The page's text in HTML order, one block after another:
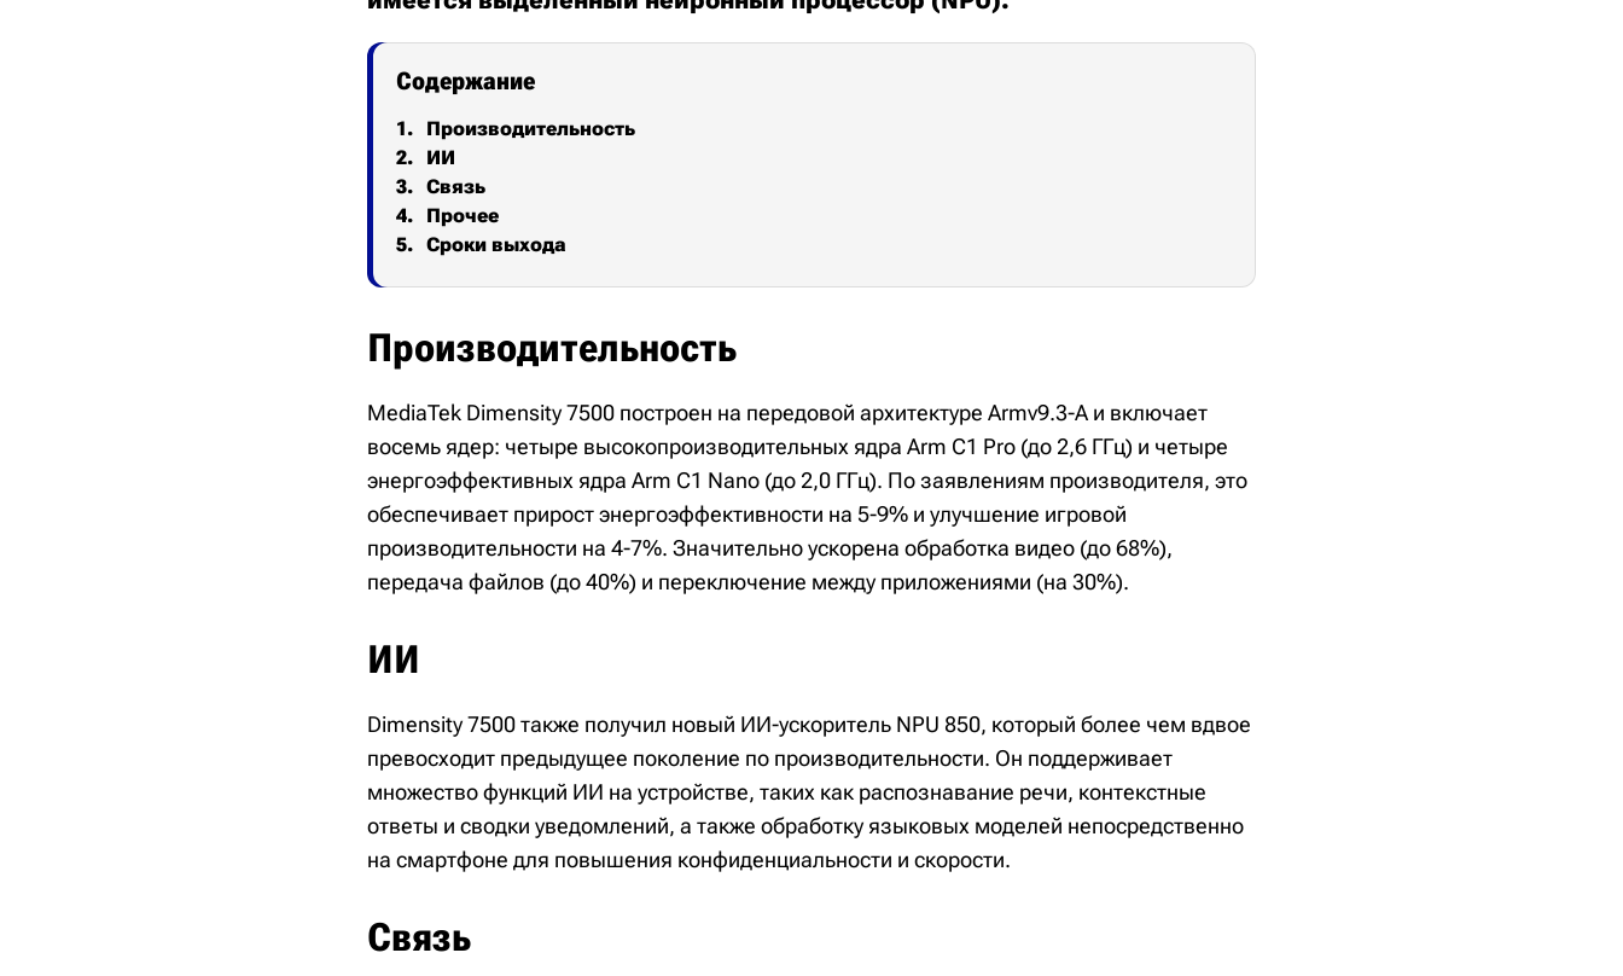
Содержание
Производительность
ИИ
Связь
Прочее
Сроки выхода
Производительность
MediaTek Dimensity 7500 построен на передовой архитектуре Armv9.3-A и включает
восемь ядер: четыре высокопроизводительных ядра Arm C1 Pro (до 2,6 ГГц) и четыре
энергоэффективных ядра Arm C1 Nano (до 2,0 ГГц). По заявлениям производителя, это
обеспечивает прирост энергоэффективности на 5-9% и улучшение игровой
производительности на 4-7%. Значительно ускорена обработка видео (до 68%),
передача файлов (до 40%) и переключение между приложениями (на 30%).
ИИ
Dimensity 7500 также получил новый ИИ-ускоритель NPU 850, который более чем вдвое
превосходит предыдущее поколение по производительности. Он поддерживает
множество функций ИИ на устройстве, таких как распознавание речи, контекстные
ответы и сводки уведомлений, а также обработку языковых моделей непосредственно
на смартфоне для повышения конфиденциальности и скорости.
Связь